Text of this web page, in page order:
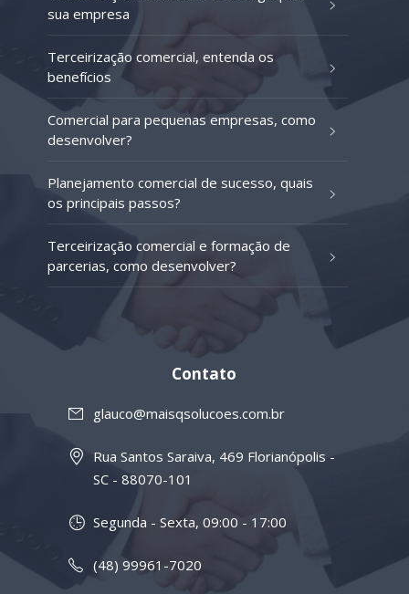
sua empresa
Terceirização comercial, entenda os
benefícios
Comercial para pequenas empresas, como
desenvolver?
Planejamento comercial de sucesso, quais
os principais passos?
Terceirização comercial e formação de
parcerias, como desenvolver?
Contato
glauco@maisqsolucoes.com.br
Rua Santos Saraiva, 469 Florianópolis -
SC - 88070-101
Segunda - Sexta, 09:00 - 17:00
(48) 99961-7020